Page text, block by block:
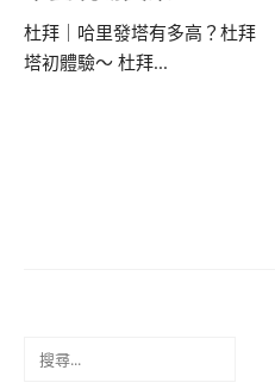
杜拜｜哈里發塔有多高？杜拜
塔初體驗～ 杜拜...